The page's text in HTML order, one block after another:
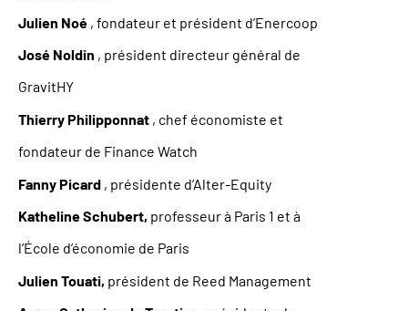
Julien Noé , fondateur et président d’Enercoop
José Noldin , président directeur général de
GravitHY
Thierry Philipponnat , chef économiste et
fondateur de Finance Watch
Fanny Picard , présidente d’Alter-Equity
Katheline Schubert, professeur à Paris 1 et à
l’École d’économie de Paris
Julien Touati, président de Reed Management